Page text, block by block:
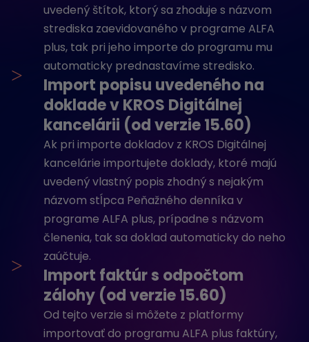
uvedený štítok, ktorý sa zhoduje s názvom
strediska zaevidovaného v programe ALFA
plus, tak pri jeho importe do programu mu
automaticky prednastavíme stredisko.
>
Import popisu uvedeného na
doklade v KROS Digitálnej
kancelárii (od verzie 15.60)
Ak pri importe dokladov z KROS Digitálnej
kancelárie importujete doklady, ktoré majú
uvedený vlastný popis zhodný s nejakým
názvom stĺpca Peňažného denníka v
programe ALFA plus, prípadne s názvom
členenia, tak sa doklad automaticky do neho
zaúčtuje.
>
Import faktúr s odpočtom
zálohy (od verzie 15.60)
Od tejto verzie si môžete z platformy
importovať do programu ALFA plus faktúry,